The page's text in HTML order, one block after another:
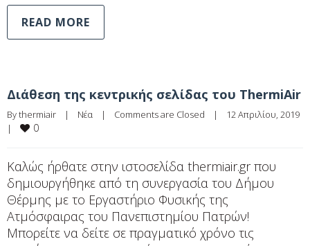
READ MORE
Διάθεση της κεντρικής σελίδας του ThermiAir
By thermiair | Νέα | Comments are Closed |
|
0
Καλώς ήρθατε στην ιστοσελίδα thermiair.gr που
δημιουργήθηκε από τη συνεργασία του Δήμου
Θέρμης με το Εργαστήριο Φυσικής της
Ατμόσφαιρας του Πανεπιστημίου Πατρών!
Μπορείτε να δείτε σε πραγματικό χρόνο τις